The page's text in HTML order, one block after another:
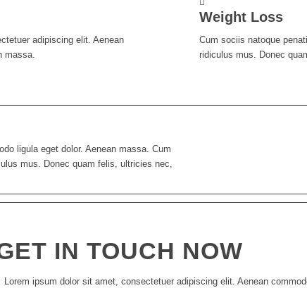
adipiscing elit. Aenean
massa.
Weight Loss
Cum sociis natoque
ridiculus mus. Donec
ligula eget dolor. Aenean massa. Cum
mus. Donec quam felis, ultricies nec,
IN TOUCH NOW
Lorem ipsum dolor sit amet, consectetuer adipiscing elit. Aenean